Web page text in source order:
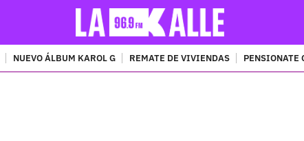
NUEVO ÁLBUM KAROL G REMATE DE VIVIENDAS PENSIONATE